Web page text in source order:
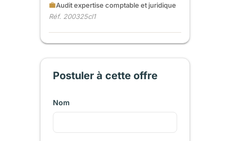
Audit expertise comptable et juridique
Réf. 200325cl1
Postuler à cette offre
Nom